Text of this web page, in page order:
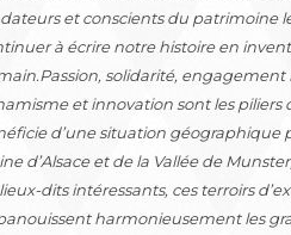
et conscients du patrimoine
à écrire notre histoire en
solidarité,
et innovation sont les piliers
d’une situation géographique
d’Alsace et de la Vallée de
dits intéressants, ces terroirs
harmonieusement les